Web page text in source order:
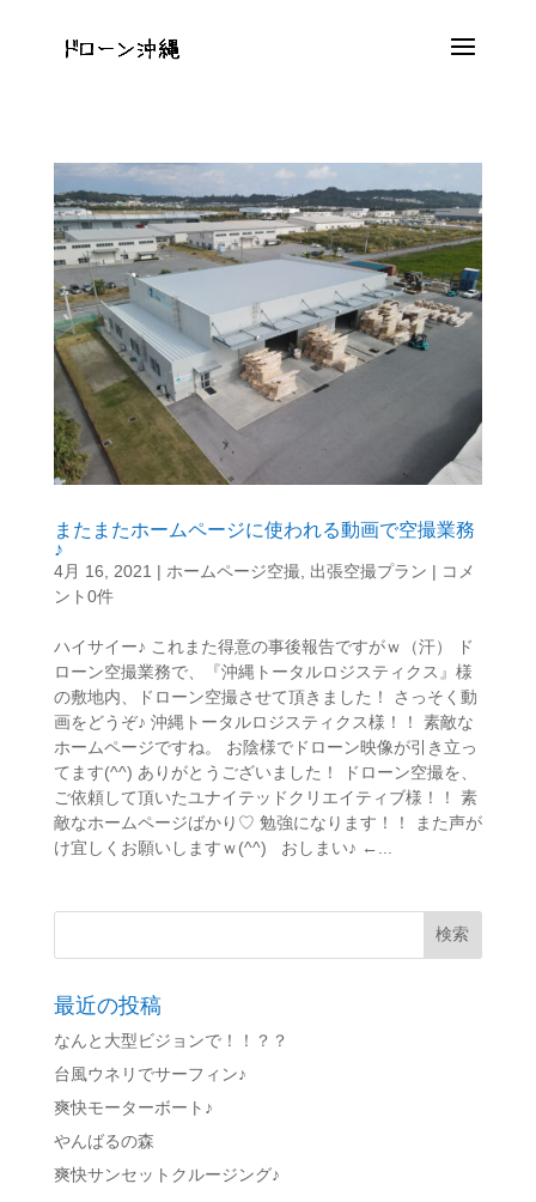
またまたホームページに使われる動画で空撮業務
♪
4月 16, 2021 | ホームページ空撮 出張空撮プラン | コメ
ント0件
ハイサイー♪ これまた得意の事後報告ですがｗ（汗） ド
ローン空撮業務で、『沖縄トータルロジスティクス』様
の敷地内、ドローン空撮させて頂きました！ さっそく動
画をどうぞ♪ 沖縄トータルロジスティクス様！！ 素敵な
ホームページですね。 お陰様でドローン映像が引き立っ
てます(^^) ありがとうございました！ ドローン空撮を、
ご依頼して頂いたユナイテッドクリエイティブ様！！ 素
敵なホームページばかり♡ 勉強になります！！ また声が
け宜しくお願いしますｗ(^^) おしまい♪ ←...
最近の投稿
なんと大型ビジョンで！！？？
台風ウネリでサーフィン♪
爽快モーターボート♪
やんばるの森
爽快サンセットクルージング♪